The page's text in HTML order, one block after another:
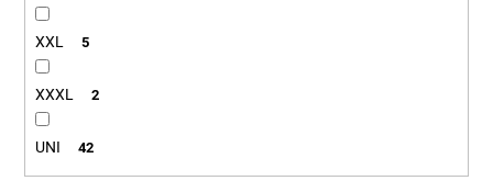
XXL 5
XXXL 2
UNI 42